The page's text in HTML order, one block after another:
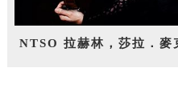
NTSO 拉赫林，莎拉．麥